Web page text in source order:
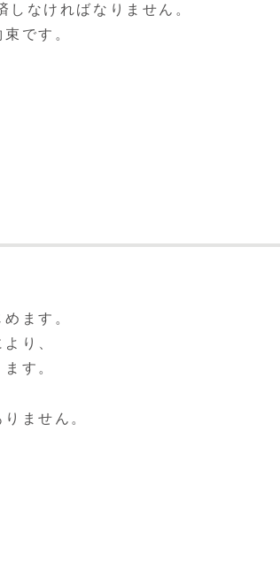
なければなりません。
です。
ます。
り、
す。
ません。